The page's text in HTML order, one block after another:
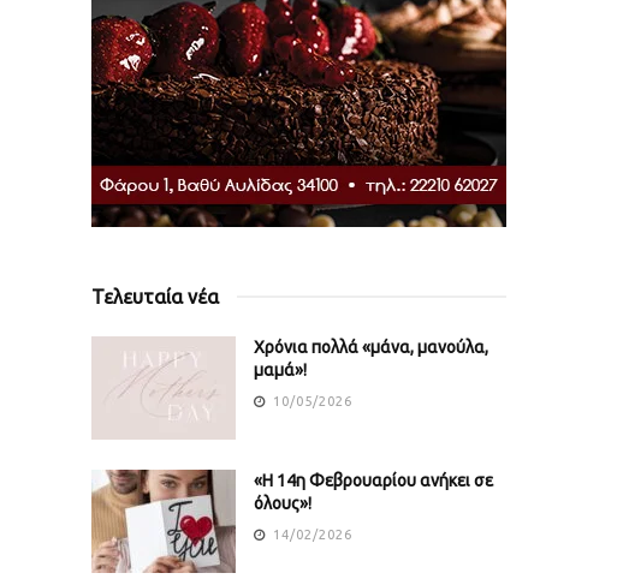
Τελευταία νέα
Χρόνια πολλά «μάνα, μανούλα,
μαμά»!
10/05/2026
«Η 14η Φεβρουαρίου ανήκει σε
όλους»!
14/02/2026